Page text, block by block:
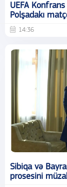
UEFA
Polşadakı
14:36
Sibiqa və
prosesini